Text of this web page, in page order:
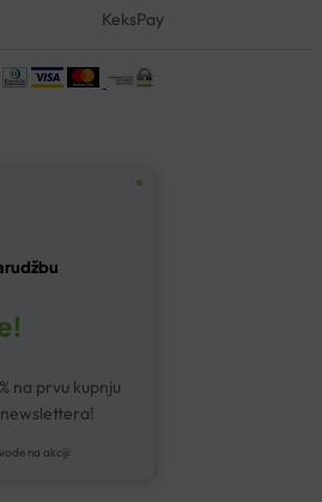
KeksPay
na prvu kupnju
na akciji